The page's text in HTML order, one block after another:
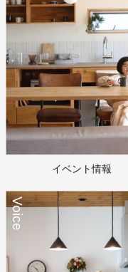
イベント情報
Voice